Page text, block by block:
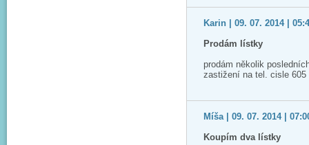
Karin | 09. 07. 2014 |
Prodám lístky
prodám několik
zastižení na tel. cisle 605
Míša | 09. 07. 2014 |
Koupím dva lístky